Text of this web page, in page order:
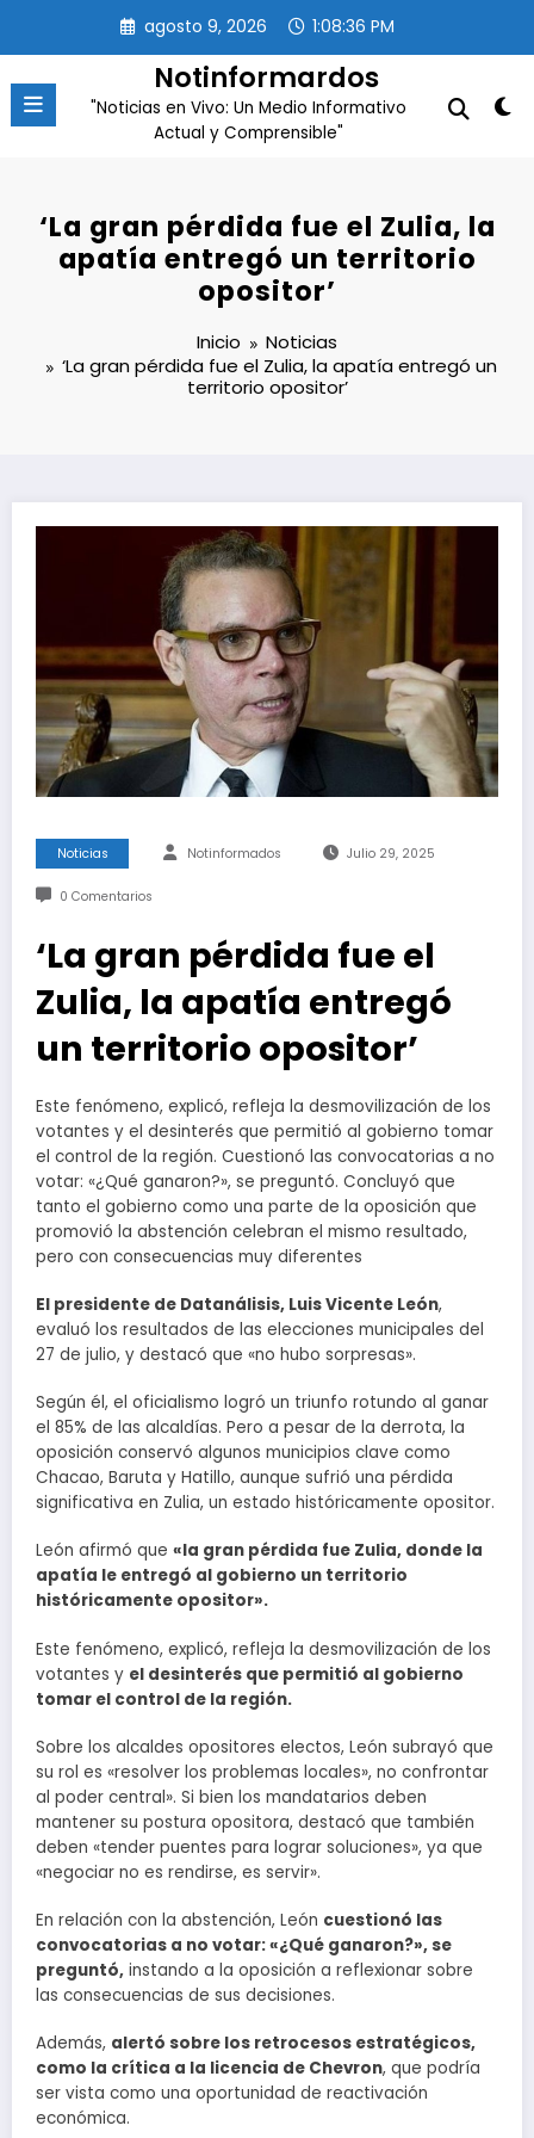
contenido
agosto 9, 2026 1:08:37 PM
Notinformardos
"Noticias en Vivo: Un Medio Informativo
Actual y Comprensible"
‘La gran pérdida fue el Zulia, la
apatía entregó un territorio
opositor’
Inicio
Noticias
‘La gran pérdida fue el Zulia, la apatía entregó un
territorio opositor’
Noticias Notinformados Julio 29, 2025
0 Comentarios
‘La gran pérdida fue el
Zulia, la apatía entregó
un territorio opositor’
Este fenómeno, explicó, refleja la desmovilización de los
votantes y el desinterés que permitió al gobierno tomar
el control de la región. Cuestionó las convocatorias a no
votar: «¿Qué ganaron?», se preguntó. Concluyó que
tanto el gobierno como una parte de la oposición que
promovió la abstención celebran el mismo resultado,
pero con consecuencias muy diferentes
El presidente de Datanálisis, Luis Vicente León,
evaluó los resultados de las elecciones municipales del
27 de julio, y destacó que «no hubo sorpresas».
Según él, el oficialismo logró un triunfo rotundo al ganar
el 85% de las alcaldías. Pero a pesar de la derrota, la
oposición conservó algunos municipios clave como
Chacao, Baruta y Hatillo, aunque sufrió una pérdida
significativa en Zulia, un estado históricamente opositor.
León afirmó que «la gran pérdida fue Zulia, donde la
apatía le entregó al gobierno un territorio
históricamente opositor».
Este fenómeno, explicó, refleja la desmovilización de los
votantes y el desinterés que permitió al gobierno
tomar el control de la región.
Sobre los alcaldes opositores electos, León subrayó que
su rol es «resolver los problemas locales», no confrontar
al poder central». Si bien los mandatarios deben
mantener su postura opositora, destacó que también
deben «tender puentes para lograr soluciones», ya que
«negociar no es rendirse, es servir».
En relación con la abstención, León cuestionó las
convocatorias a no votar: «¿Qué ganaron?», se
preguntó, instando a la oposición a reflexionar sobre
las consecuencias de sus decisiones.
Además, alertó sobre los retrocesos estratégicos,
como la crítica a la licencia de Chevron, que podría
ser vista como una oportunidad de reactivación
económica.